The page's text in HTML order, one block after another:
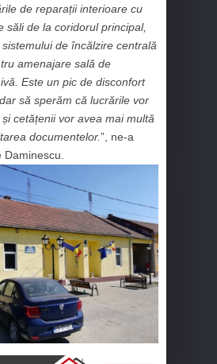
de reparații interioare cu
săli de la coridorul principal,
de încălzire centrală
amenajare sală de
Este un pic de disconfort
să sperăm că lucrările vor
cetățenii vor avea mai multă
documentelor.”, ne-a
Daminescu.